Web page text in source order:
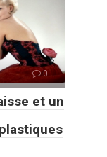
0
et un